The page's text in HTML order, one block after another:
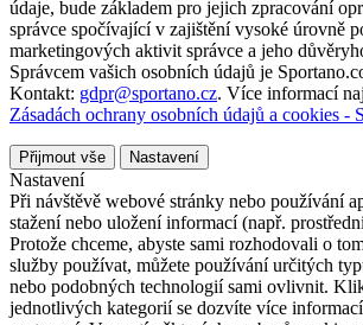
údaje, bude základem pro jejich zpracování
správce spočívající v zajištění vysoké úrovně
marketingových aktivit správce a jeho
Správcem vašich osobních údajů je
Kontakt: gdpr@sportano.cz. Více informací
Zásadách ochrany osobních údajů a cookies -
Přijmout vše Nastavení
Nastavení
Při návštěvě webové stránky nebo používání
stažení nebo uložení informací (např.
Protože chceme, abyste sami rozhodovali o
služby používat, můžete používání určitých
nebo podobných technologií sami ovlivnit.
jednotlivých kategorií se dozvíte více